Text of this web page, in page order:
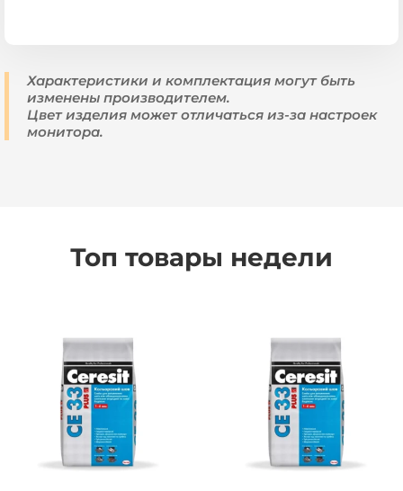
Характеристики и комплектация могут быть
изменены производителем.
Цвет изделия может отличаться из-за настроек
монитора.
Топ товары недели